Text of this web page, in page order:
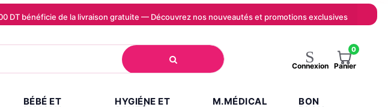
DT bénéficie de la livraison gratuite — Découvrez nos nouveautés et promotions exclusives
Connexion
0
Panier
BÉBÉ ET HYGIÉNE ET M.MÉDICAL BON